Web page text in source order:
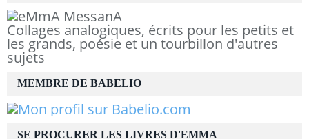
Collages analogiques, écrits pour les petits et
les grands, poésie et un tourbillon d'autres
sujets
MEMBRE DE BABELIO
SE PROCURER LES LIVRES D'EMMA